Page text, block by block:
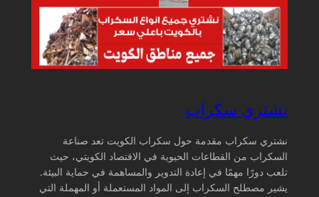
نشتري سكراب
نشتري سكراب مقدمة حول سكراب الكويت تعد صناعة
السكراب من القطاعات الحيوية في الاقتصاد الكويتي، حيث
تلعب دورًا مهمًا في إعادة التدوير والمساهمة في حماية البيئة.
يشير مصطلح السكراب إلى المواد المستعملة أو المهملة التي